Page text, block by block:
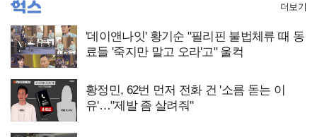
'데이앤나잇' 황기순 "필리핀 불법체류 때 동
료들 '죽지만 말고 오라'고" 울컥
황정민, 62번 먼저 전화 건 '소름 돋는 이
유'…"제발 좀 살려줘"
더보기